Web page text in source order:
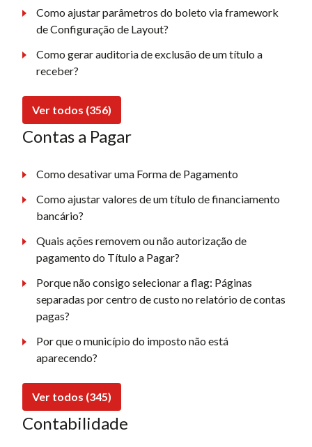
Como ajustar parâmetros do boleto via framework
de Configuração de Layout?
Como gerar auditoria de exclusão de um título a
receber?
Ver todos (356)
Contas a Pagar
Como desativar uma Forma de Pagamento
Como ajustar valores de um título de financiamento
bancário?
Quais ações removem ou não autorização de
pagamento do Título a Pagar?
Porque não consigo selecionar a flag: Páginas
separadas por centro de custo no relatório de contas
pagas?
Por que o município do imposto não está
aparecendo?
Ver todos (345)
Contabilidade